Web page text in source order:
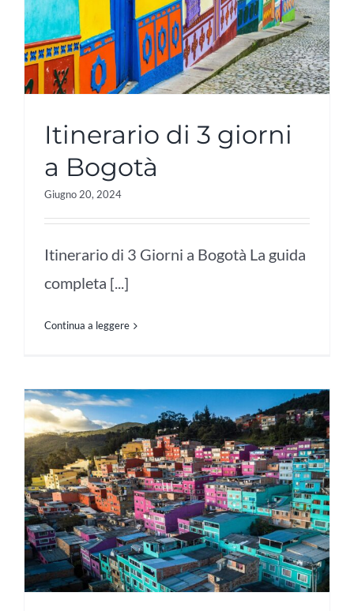
Itinerario di 3 giorni
a Bogotà
Giugno 20, 2024
Itinerario di 3 Giorni a Bogotà La guida
completa [...]
Continua a leggere